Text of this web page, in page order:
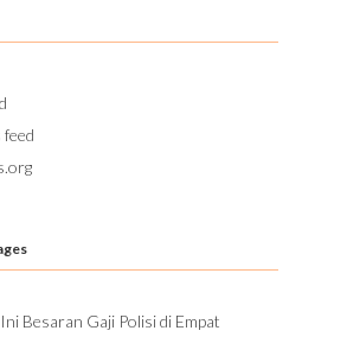
Ini Besaran Gaji Polisi di Empat